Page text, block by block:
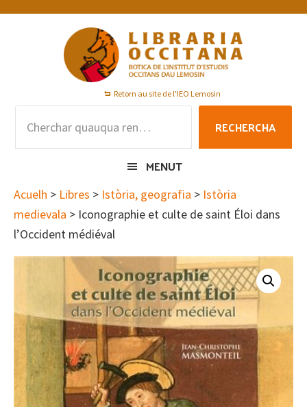
Skip
Skip
Skip
Retorn au site de l'IEO Lemosin
RECHERCHA
MENUT
Acuelh > Libres > Istòria, geografia > Istòria
medievala > Iconographie et culte de saint Éloi dans
l’Occident médiéval